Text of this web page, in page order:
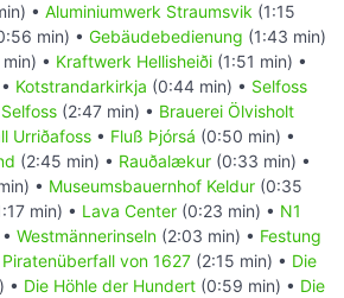
• Aluminiumwerk Straumsvik (1:15
min) • Gebäudebedienung (1:43 min)
• Kraftwerk Hellisheiði (1:51 min) •
Kotstrandarkirkja (0:44 min) • Selfoss
(2:47 min) • Brauerei Ölvisholt
Urriðafoss • Fluß Þjórsá (0:50 min) •
(2:45 min) • Rauðalækur (0:33 min) •
• Museumsbauernhof Keldur (0:35
min) • Lava Center (0:23 min) • N1
Westmännerinseln (2:03 min) • Festung
Piratenüberfall von 1627 (2:15 min) • Die
• Die Höhle der Hundert (0:59 min) • Die